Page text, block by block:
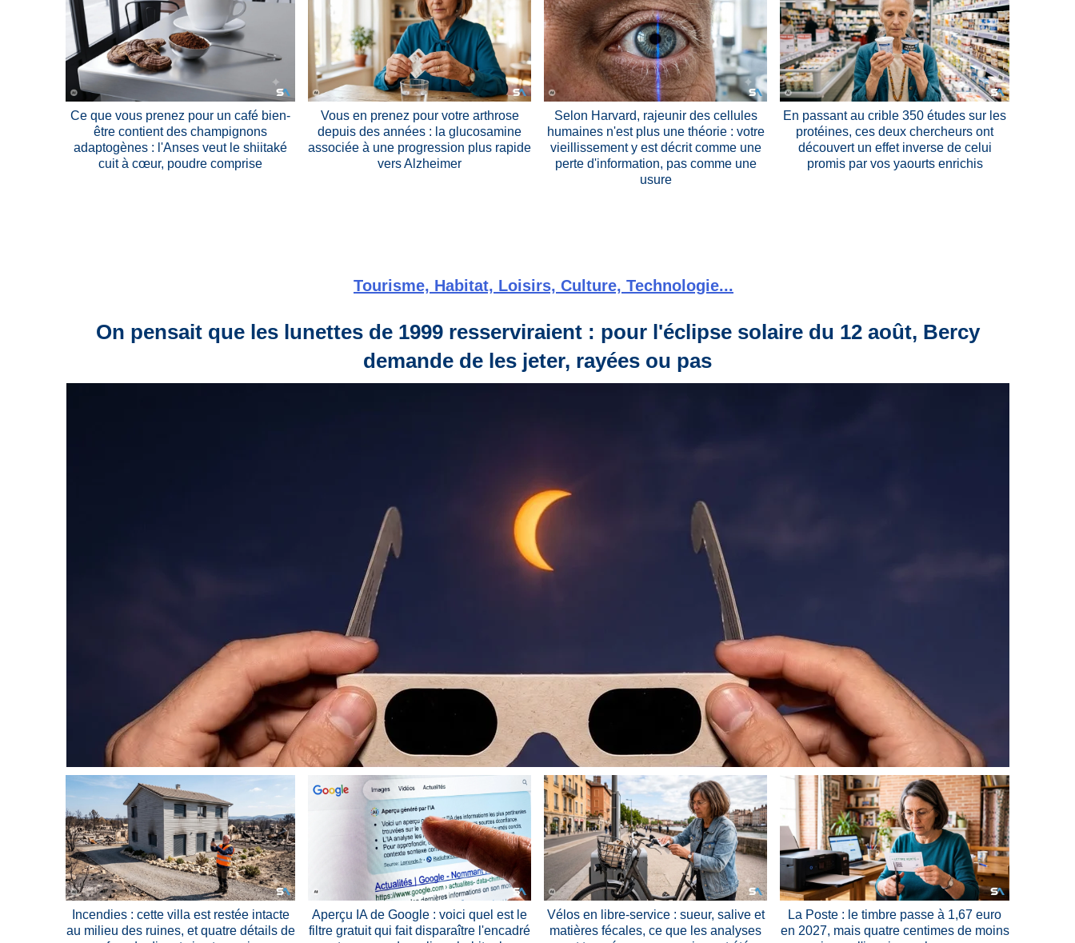
Ce que vous prenez pour un café bien-
être contient des champignons
adaptogènes : l'Anses veut le shiitaké
cuit à cœur, poudre comprise
Vous en prenez pour votre arthrose
depuis des années : la glucosamine
associée à une progression plus rapide
vers Alzheimer
Selon Harvard, rajeunir des cellules
humaines n'est plus une théorie : votre
vieillissement y est décrit comme une
perte d'information, pas comme une
usure
En passant au crible 350 études sur les
protéines, ces deux chercheurs ont
découvert un effet inverse de celui
promis par vos yaourts enrichis
Tourisme, Habitat, Loisirs, Culture, Technologie...
On pensait que les lunettes de 1999 resserviraient : pour l'éclipse solaire du 12 août, Bercy
demande de les jeter, rayées ou pas
Incendies : cette villa est restée intacte
au milieu des ruines, et quatre détails de
Aperçu IA de Google : voici quel est le
filtre gratuit qui fait disparaître l'encadré
Vélos en libre-service : sueur, salive et
matières fécales, ce que les analyses
La Poste : le timbre passe à 1,67 euro
en 2027, mais quatre centimes de moins